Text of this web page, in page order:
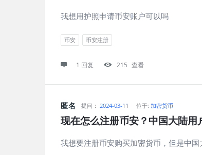
我想用护照申请币安账户可以吗
币安 币安注册
1 回复 215 查看
匿名 提问： 2024-03-11 位于: 加密货币
现在怎么注册币安？中国大陆用
我想要注册币安购买加密货币，但是中